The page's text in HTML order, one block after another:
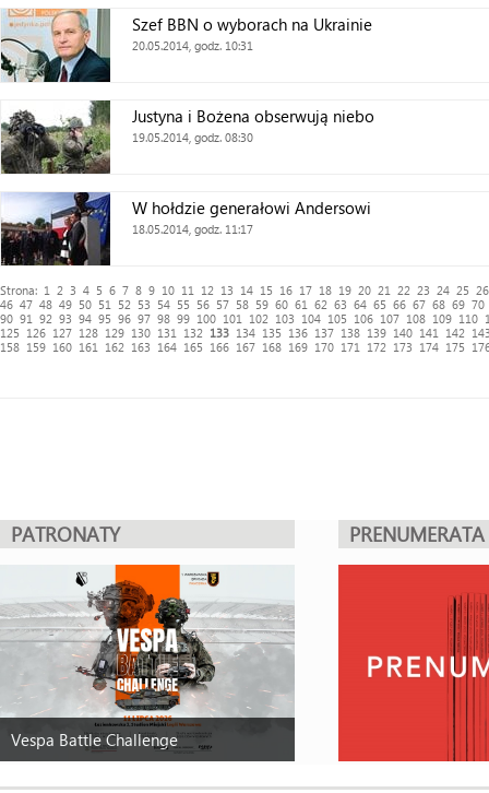
Szef BBN o wyborach na Ukrainie
20.05.2014, godz. 10:31
Justyna i Bożena obserwują niebo
19.05.2014, godz. 08:30
W hołdzie generałowi Andersowi
18.05.2014, godz. 11:17
Strona: 1 2 3 4 5 6 7 8 9 10 11 12 13 14 15 16 17 18 19 20 21 22 23 24 25
26
46 47 48 49 50 51 52 53 54 55 56 57 58 59 60 61 62 63 64 65 66 67 68 69 70
90 91 92 93 94 95 96 97 98 99 100 101 102 103 104 105 106 107 108 109 110
125
126 127 128 129 130 131 132 133 134 135 136 137 138 139 140 141 142
158 159 160 161 162 163 164 165 166 167 168 169 170 171 172 173 174 175
PATRONATY
Vespa Battle Challenge
PRENUMERATA